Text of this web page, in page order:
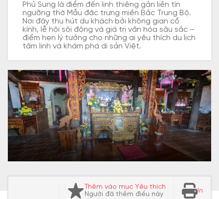
Phủ Sung là điểm đến linh thiêng gắn liền tín
ngưỡng thờ Mẫu đặc trưng miền Bắc Trung Bộ.
Nơi đây thu hút du khách bởi không gian cổ
kính, lễ hội sôi động và giá trị văn hóa sâu sắc –
điểm hẹn lý tưởng cho những ai yêu thích du lịch
tâm linh và khám phá di sản Việt.
Thêm vào mục Yêu thích
Người đã thêm điều này
In